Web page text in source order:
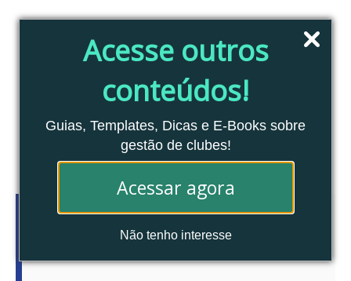
Acesse outros
conteúdos!
Guias, Templates, Dicas e E-Books sobre
gestão de clubes!
Acessar agora
Não tenho interesse
Blog Clubes Associados
automatização